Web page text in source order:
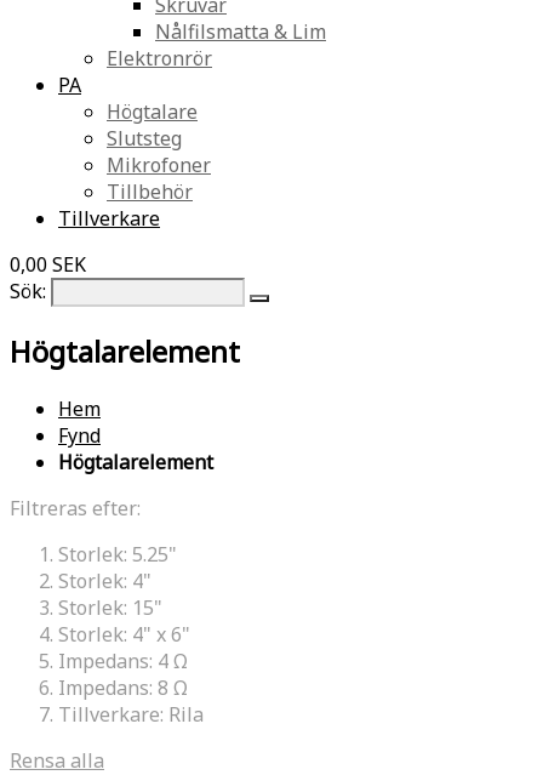
Nålfilsmatta & Lim
Elektronrör
PA
Högtalare
Slutsteg
Mikrofoner
Tillbehör
Tillverkare
0,00 SEK
Sök:
Högtalarelement
Hem
Fynd
Högtalarelement
Filtreras efter:
Storlek: 5.25"
Storlek: 4"
Storlek: 15"
Storlek: 4" x 6"
Impedans: 4 Ω
Impedans: 8 Ω
Tillverkare: Rila
Rensa alla